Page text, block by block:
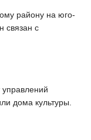
району на юго-
связан с
дома культуры.